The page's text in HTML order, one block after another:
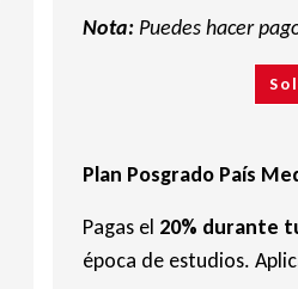
Nota: Puedes hacer
Plan Posgrado País
Pagas el 20% durante
época de estudios.